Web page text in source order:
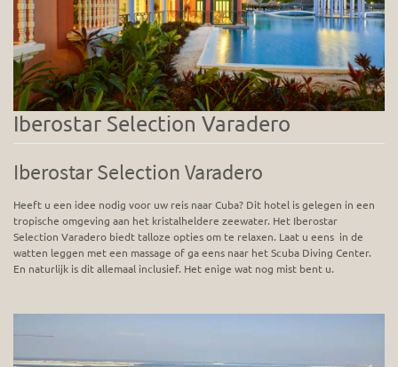
Iberostar Selection Varadero
Iberostar Selection Varadero
Heeft u een idee nodig voor uw reis naar Cuba? Dit hotel is gelegen in een
tropische omgeving aan het kristalheldere zeewater. Het Iberostar
Selection Varadero biedt talloze opties om te relaxen. Laat u eens in de
watten leggen met een massage of ga eens naar het Scuba Diving Center.
En naturlijk is dit allemaal inclusief. Het enige wat nog mist bent u.